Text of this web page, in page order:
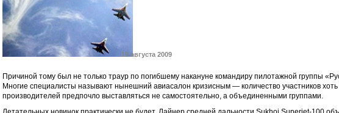
19 августа 2009
Причиной тому был не только траур по погибшему накануне командиру пилотажной группы
Многие специалисты называют нынешний авиасалон кризисным — количество участников
производителей предпочло выставляться не самостоятельно, а объединенными группами.